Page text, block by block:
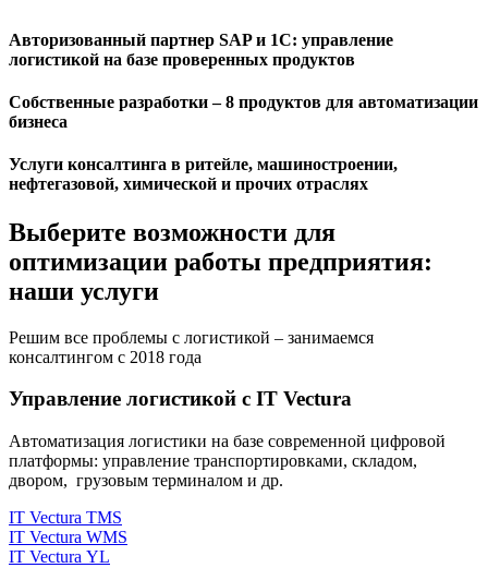
Авторизованный партнер SAP и 1C: управление
логистикой на базе проверенных продуктов
Собственные разработки – 8 продуктов для автоматизации
бизнеса
Услуги консалтинга в ритейле, машиностроении,
нефтегазовой, химической и прочих отраслях
Выберите возможности для
оптимизации работы предприятия:
наши услуги
Решим все проблемы с логистикой – занимаемся
консалтингом с 2018 года
Управление логистикой с IT Vectura
Автоматизация логистики на базе современной цифровой
платформы: управление транспортировками, складом,
двором, грузовым терминалом и др.
IT Vectura TMS
IT Vectura WMS
IT Vectura YL